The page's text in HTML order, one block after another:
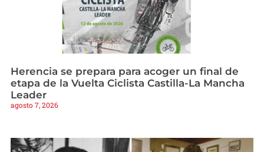
Herencia se prepara para acoger un final de
etapa de la Vuelta Ciclista Castilla-La Mancha
Leader
agosto 7, 2026